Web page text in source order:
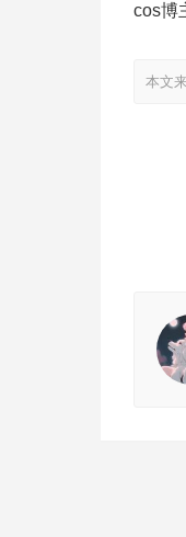
cos博
本文